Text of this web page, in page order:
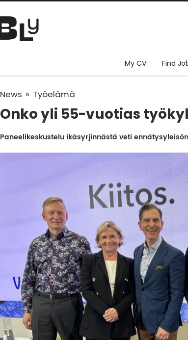
My CV Find
News Työelämä
Onko yli 55-vuotias
Paneelikeskustelu ikäsyrjinnästä veti